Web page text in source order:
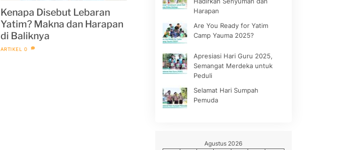
Kenapa Disebut Lebaran
Yatim? Makna dan Harapan
di Baliknya
ARTIKEL 0
Harapan
Are You Ready for Yatim
Camp Yauma 2025?
Apresiasi Hari Guru 2025,
Semangat Merdeka untuk
Peduli
Selamat Hari Sumpah
Pemuda
Agustus 2026